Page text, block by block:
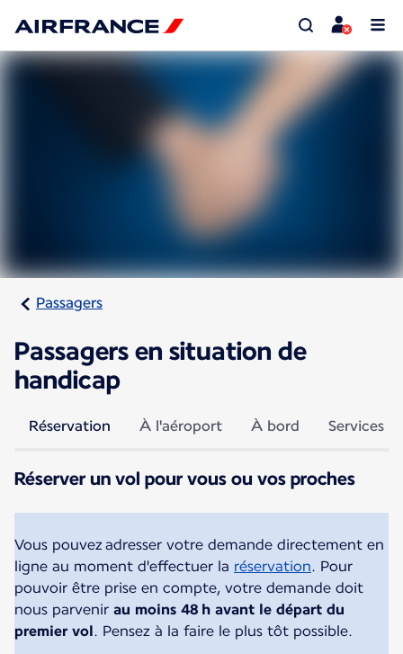
Passagers
Passagers en situation de
handicap
Réservation À l'aéroport À bord Services
Réserver un vol pour vous ou vos proches
Vous pouvez adresser votre demande directement en
ligne au moment d'effectuer la réservation. Pour
pouvoir être prise en compte, votre demande doit
nous parvenir au moins 48 h avant le départ du
premier vol. Pensez à la faire le plus tôt possible.